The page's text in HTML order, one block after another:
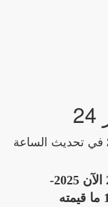
ثبات سعر الذهب عيار 24 الآن 2025-09-20 في تحديث الساعة
بلغ آخر سعر لشراء الذهب عيار 24 الآن 2025-
09-20 في تحديث الساعة 12:47:45 ما قيمته